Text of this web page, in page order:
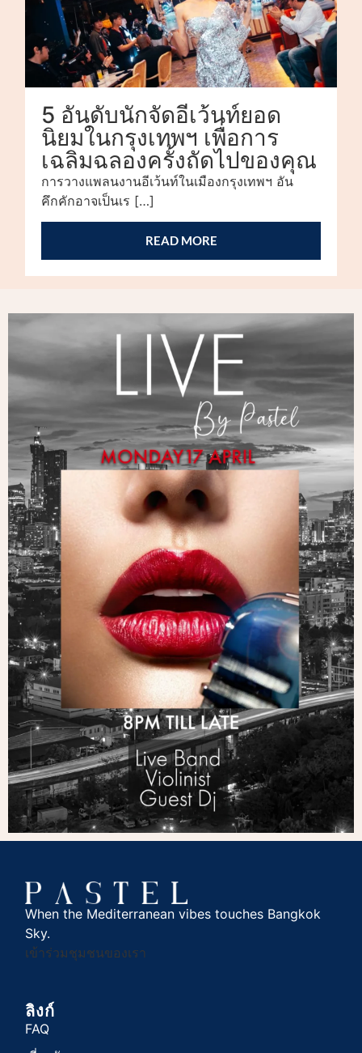
5 อันดับนักจัดอีเว้นท์ยอด
นิยมในกรุงเทพฯ เพื่อการ
เฉลิมฉลองครั้งถัดไปของคุณ
การวางแพลนงานอีเว้นท์ในเมืองกรุงเทพฯ อัน
คึกคักอาจเป็นเร […]
READ MORE
When the Mediterranean vibes touches Bangkok
Sky.
เข้าร่วมชุมชนของเรา
ลิงก์
FAQ